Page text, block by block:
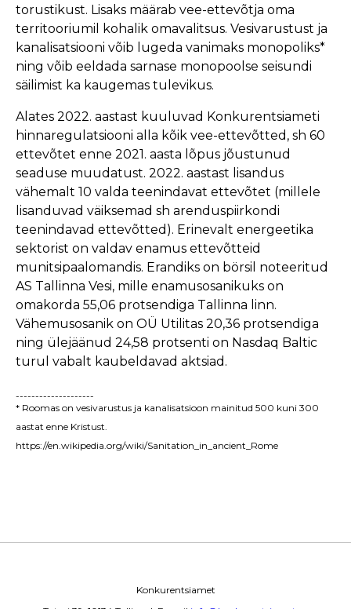
torustikust. Lisaks määrab vee-ettevõtja oma
territooriumil kohalik omavalitsus. Vesivarustust ja
kanalisatsiooni võib lugeda vanimaks monopoliks*
ning võib eeldada sarnase monopoolse seisundi
säilimist ka kaugemas tulevikus.
Alates 2022. aastast kuuluvad Konkurentsiameti
hinnaregulatsiooni alla kõik vee-ettevõtted, sh 60
ettevõtet enne 2021. aasta lõpus jõustunud
seaduse muudatust. 2022. aastast lisandus
vähemalt 10 valda teenindavat ettevõtet (millele
lisanduvad väiksemad sh arenduspiirkondi
teenindavad ettevõtted). Erinevalt energeetika
sektorist on valdav enamus ettevõtteid
munitsipaalomandis. Erandiks on börsil noteeritud
AS Tallinna Vesi, mille enamusosanikuks on
omakorda 55,06 protsendiga Tallinna linn.
Vähemusosanik on OÜ Utilitas 20,36 protsendiga
ning ülejäänud 24,58 protsenti on Nasdaq Baltic
turul vabalt kaubeldavad aktsiad.
--------------------
* Roomas on vesivarustus ja kanalisatsioon mainitud 500 kuni 300
aastat enne Kristust.
https://en.wikipedia.org/wiki/Sanitation_in_ancient_Rome
Konkurentsiamet